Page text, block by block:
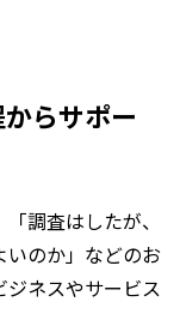
らサポー
調査はしたが、
いのか」などのお
ネスやサービス